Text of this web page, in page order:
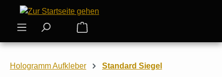
Zum Hauptinhalt springen
Warenkorb enthält 0 Positionen.
Hologramm Aufkleber Standard Siegel